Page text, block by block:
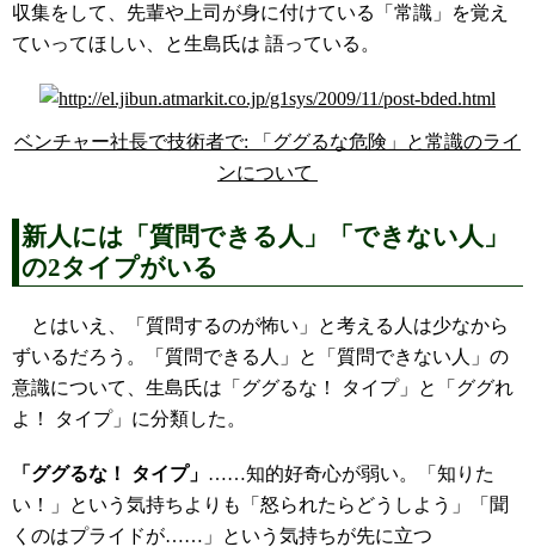
収集をして、先輩や上司が身に付けている「常識」を覚え
ていってほしい、と生島氏は 語っている。
ベンチャー社長で技術者で: 「ググるな危険」と常識のライ
ンについて
新人には「質問できる人」「できない人」
の2タイプがいる
とはいえ、「質問するのが怖い」と考える人は少なから
ずいるだろう。「質問できる人」と「質問できない人」の
意識について、生島氏は「ググるな！ タイプ」と「ググれ
よ！ タイプ」に分類した。
「ググるな！ タイプ」 ……知的好奇心が弱い。「知りた
い！」という気持ちよりも「怒られたらどうしよう」「聞
くのはプライドが……」という気持ちが先に立つ